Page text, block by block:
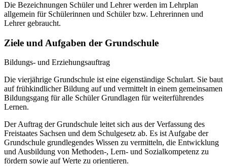
Die Bezeichnungen Schüler und Lehrer werden im Lehrplan
allgemein für Schülerinnen und Schüler bzw. Lehrerinnen und
Lehrer gebraucht.
Ziele und Aufgaben der Grundschule
Bildungs- und Erziehungsauftrag
Die vierjährige Grundschule ist eine eigenständige Schulart. Sie baut
auf frühkindlicher Bildung auf und vermittelt in einem gemeinsamen
Bildungsgang für alle Schüler Grundlagen für weiterführendes
Lernen.
Der Auftrag der Grundschule leitet sich aus der Verfassung des
Freistaates Sachsen und dem Schulgesetz ab. Es ist Aufgabe der
Grundschule grundlegendes Wissen zu vermitteln, die Entwicklung
und Ausbildung von Methoden-, Lern- und Sozialkompetenz zu
fördern sowie auf Werte zu orientieren.